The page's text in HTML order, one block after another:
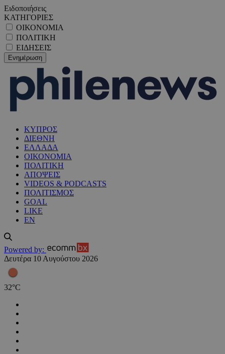
Ειδοποιήσεις
ΚΑΤΗΓΟΡΙΕΣ
ΟΙΚΟΝΟΜΙΑ
ΠΟΛΙΤΙΚΗ
ΕΙΔΗΣΕΙΣ
ΚΥΠΡΟΣ
ΔΙΕΘΝΗ
ΕΛΛΑΔΑ
ΟΙΚΟΝΟΜΙΑ
ΠΟΛΙΤΙΚΗ
ΑΠΟΨΕΙΣ
VIDEOS & PODCASTS
ΠΟΛΙΤΙΣΜΟΣ
GOAL
LIKE
EN
Powered by:
Δευτέρα 10 Αυγούστου 2026
32°C